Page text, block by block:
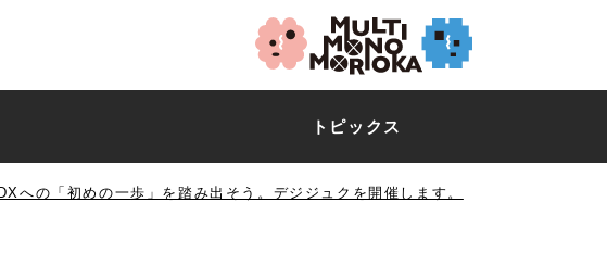
トピックス
DXへの「初めの一歩」を踏み出そう。デジジュクを開催します。